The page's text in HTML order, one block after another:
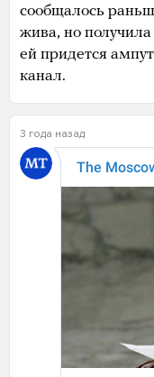
сообщалось
жива, но
ей придется
канал.
3 года назад